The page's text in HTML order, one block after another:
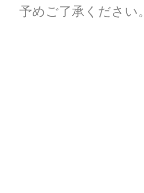
予めご了承ください。